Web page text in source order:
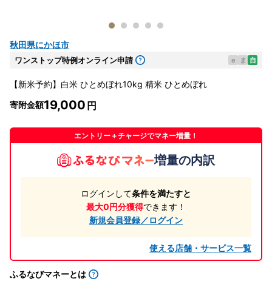
秋田県にかほ市
ワンストップ特例オンライン申請 e ま 自
【新米予約】白米 ひとめぼれ10kg 精米 ひとめぼれ
寄附金額19,000
エントリー＋チャージでマネー増量！
増量の内訳
ログインして条件を満たすと
最大0円分獲得できます！
新規会員登録／ログイン
使える店舗・サービス一覧
ふるなびマネーとは